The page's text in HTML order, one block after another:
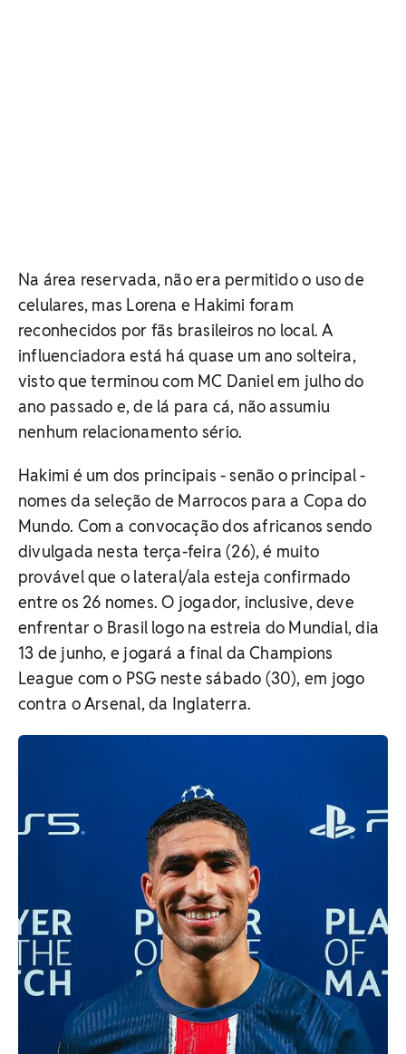
Na área reservada, não era permitido o uso de
celulares, mas Lorena e Hakimi foram
reconhecidos por fãs brasileiros no local. A
influenciadora está há quase um ano solteira,
visto que terminou com MC Daniel em julho do
ano passado e, de lá para cá, não assumiu
nenhum relacionamento sério.
Hakimi é um dos principais - senão o principal -
nomes da seleção de Marrocos para a Copa do
Mundo. Com a convocação dos africanos sendo
divulgada nesta terça-feira (26), é muito
provável que o lateral/ala esteja confirmado
entre os 26 nomes. O jogador, inclusive, deve
enfrentar o Brasil logo na estreia do Mundial, dia
13 de junho, e jogará a final da Champions
League com o PSG neste sábado (30), em jogo
contra o Arsenal, da Inglaterra.